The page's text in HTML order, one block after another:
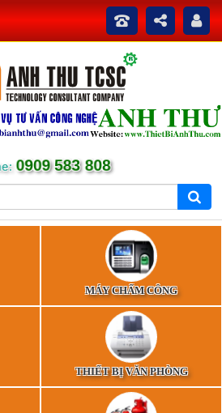
0909 583 808
MÁY CHẤM CÔNG
THIẾT BỊ VĂN PHÒNG